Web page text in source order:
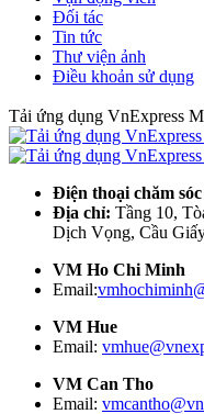
Đối tác
Tin tức
Thư viện ảnh
Điều khoản sử dụng
Tải ứng dụng VnExpress
Điện thoại chăm
Địa chỉ: Tầng 10,
Dịch Vọng, Cầu
VM Ho Chi Minh
Email:
VM Hue
Email:
VM Can Tho
Email: